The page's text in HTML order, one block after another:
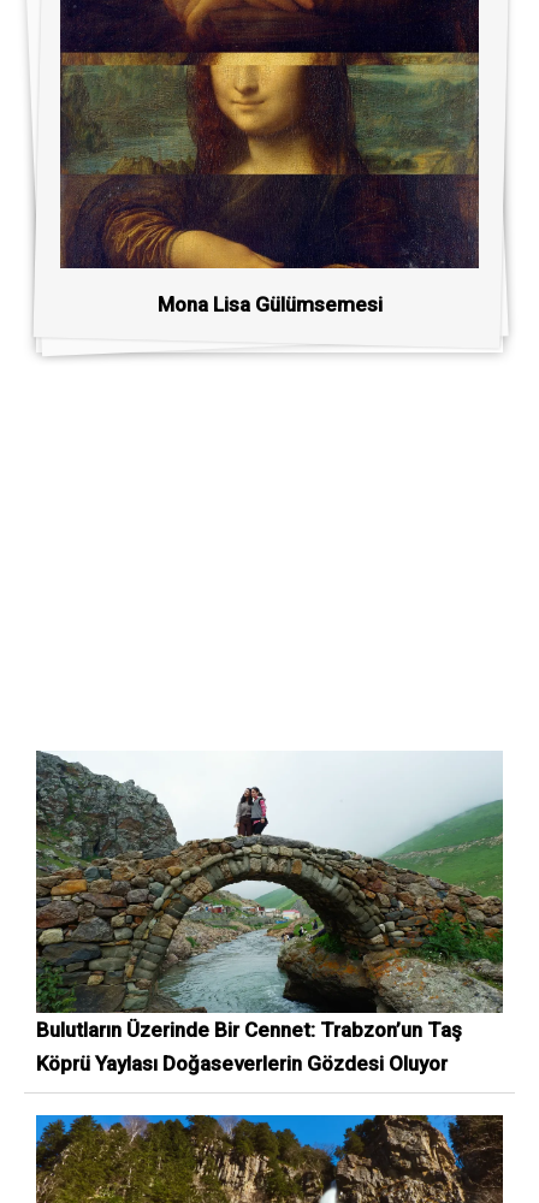
Mona Lisa Gülümsemesi
Bulutların Üzerinde Bir Cennet: Trabzon’un Taş
Köprü Yaylası Doğaseverlerin Gözdesi Oluyor